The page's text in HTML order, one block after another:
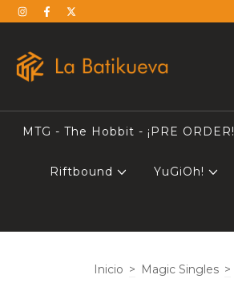
MTG - The Hobbit - ¡PRE ORDER!
Riftbound YuGiOh!
Inicio > Magic Singles >